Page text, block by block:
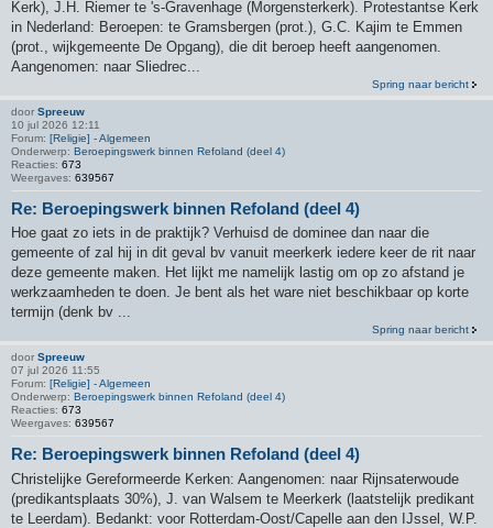
Kerk), J.H. Riemer te 's-Gravenhage (Morgensterkerk). Protestantse Kerk
in Nederland: Beroepen: te Gramsbergen (prot.), G.C. Kajim te Emmen
(prot., wijkgemeente De Opgang), die dit beroep heeft aangenomen.
Aangenomen: naar Sliedrec...
Spring naar bericht
door Spreeuw
10 jul 2026 12:11
Forum: [Religie] - Algemeen
Onderwerp: Beroepingswerk binnen Refoland (deel 4)
Reacties: 673
Weergaves: 639567
Re: Beroepingswerk binnen Refoland (deel 4)
Hoe gaat zo iets in de praktijk? Verhuisd de dominee dan naar die
gemeente of zal hij in dit geval bv vanuit meerkerk iedere keer de rit naar
deze gemeente maken. Het lijkt me namelijk lastig om op zo afstand je
werkzaamheden te doen. Je bent als het ware niet beschikbaar op korte
termijn (denk bv ...
Spring naar bericht
door Spreeuw
07 jul 2026 11:55
Forum: [Religie] - Algemeen
Onderwerp: Beroepingswerk binnen Refoland (deel 4)
Reacties: 673
Weergaves: 639567
Re: Beroepingswerk binnen Refoland (deel 4)
Christelijke Gereformeerde Kerken: Aangenomen: naar Rijnsaterwoude
(predikantsplaats 30%), J. van Walsem te Meerkerk (laatstelijk predikant
te Leerdam). Bedankt: voor Rotterdam-Oost/Capelle aan den IJssel, W.P.